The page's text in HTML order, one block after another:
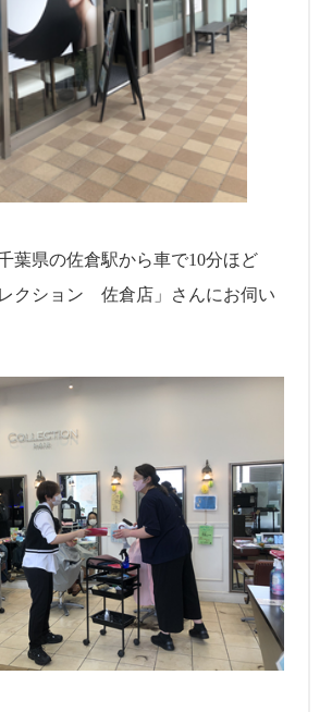
葉県の佐倉駅から車で10分ほど
クション 佐倉店」さんにお伺い